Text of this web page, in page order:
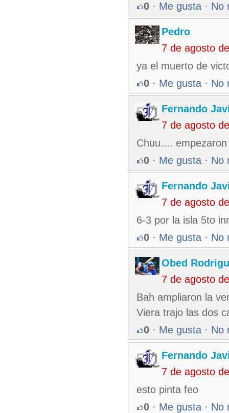
0 · Me gusta · No
Pedro
7 de agosto
ya el muerto de
0 · Me gusta · No
Fernando
7 de agosto
Chuu....
0 · Me gusta · No
Fernando
7 de agosto
6-3 por la isla 5to
0 · Me gusta · No
Obed
7 de agosto
Bah ampliaron la
Viera trajo las dos
0 · Me gusta · No
Fernando
7 de agosto
esto pinta feo
0 · Me gusta · No